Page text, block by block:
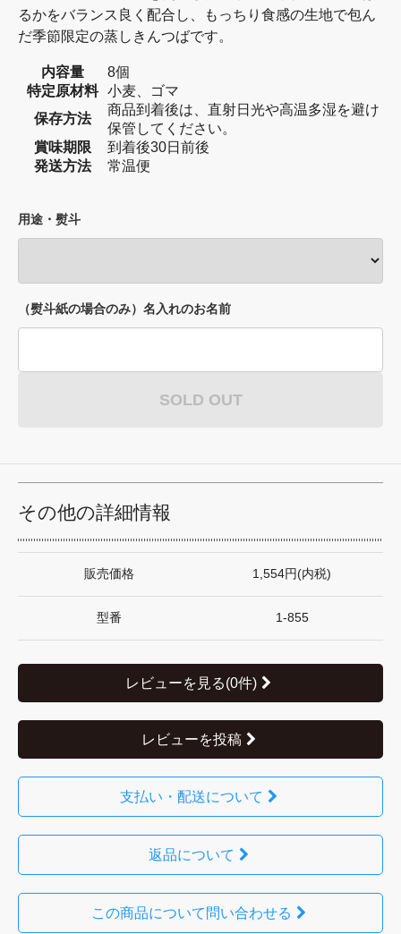
るかをバランス良く配合し、もっちり食感の生地で包ん
だ季節限定の蒸しきんつばです。
内容量
8個
特定原材料 小麦、ゴマ
保存方法
商品到着後は、直射日光や高温多湿を避け
保管してください。
賞味期限
到着後30日前後
発送方法
常温便
用途・熨斗
（熨斗紙の場合のみ）名入れのお名前
SOLD OUT
その他の詳細情報
販売価格 1,554円(内税)
型番 1-855
レビューを見る(0件)
レビューを投稿
支払い・配送について
返品について
この商品について問い合わせる